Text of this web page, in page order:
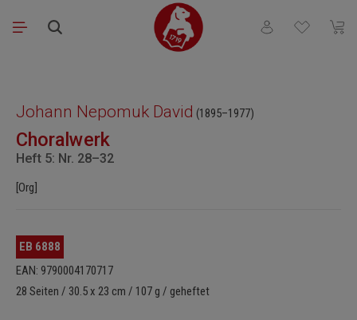
Zum Hauptinhalt springen
Du hast 0
Johann Nepomuk David (1895–1977)
Choralwerk
Heft 5: Nr. 28–32
[Org]
EB 6888
EAN: 9790004170717
28 Seiten / 30.5 x 23 cm / 107 g / geheftet